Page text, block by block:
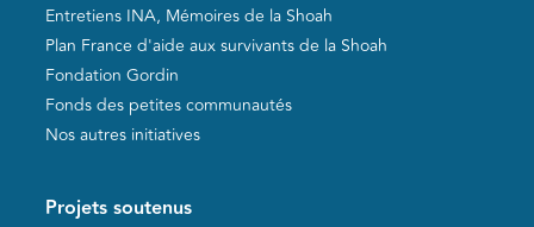
Entretiens INA, Mémoires de la Shoah
Plan France d'aide aux survivants de la Shoah
Fondation Gordin
Fonds des petites communautés
Nos autres initiatives
Projets soutenus